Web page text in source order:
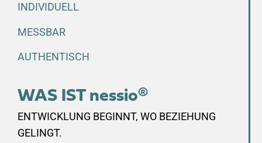
INDIVIDUELL
MESSBAR
AUTHENTISCH
WAS IST nessio®
ENTWICKLUNG BEGINNT, WO BEZIEHUNG
GELINGT.